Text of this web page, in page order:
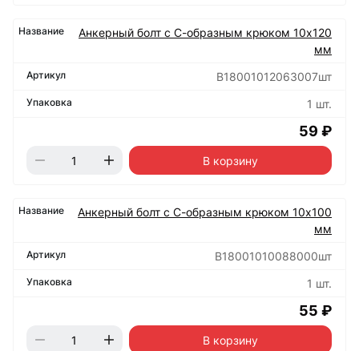
Анкерный болт с С-образным крюком 10х120
мм
B18001012063007шт
1 шт.
59 ₽
В корзину
Анкерный болт с С-образным крюком 10х100
мм
B18001010088000шт
1 шт.
55 ₽
В корзину